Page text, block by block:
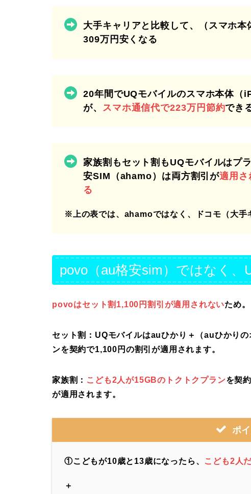
大手キャリアと比較して、（スマホ
309万円安くなる
20年間でUQモバイルのスマホ本体
が、 スマホ通信代で223万円節約でき
家族割もセット割もUQモバイルはプ
安SIM（ahamo）は両方割引が適用さ
る
※上の表では、ahamoではなく、ドコモ（大手
povo（au格安sim）ではなく、
povoはセット割1,100円割引が適用されないため。
セット割：UQモバイルはauひかり＋（auひかり
ンを契約で1,100円の割引が適用されます。
家族割： こども2人が15GBのトクトクプランを契
が適用されます。
ポ
①こどもが10歳と13歳になったら、 こども2 人
＋